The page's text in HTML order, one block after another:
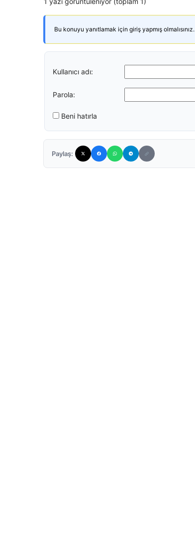
Bu konuyu yanıtlamak için giriş yapmış olmalısınız.
Kullanıcı adı:
Parola:
Beni hatırla
Paylaş: